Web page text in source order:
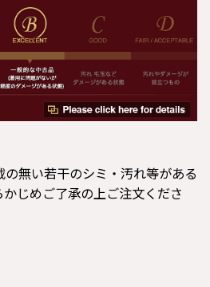
の無い若干のシミ・汚れ等がある
じめご了承の上ご注文くださ